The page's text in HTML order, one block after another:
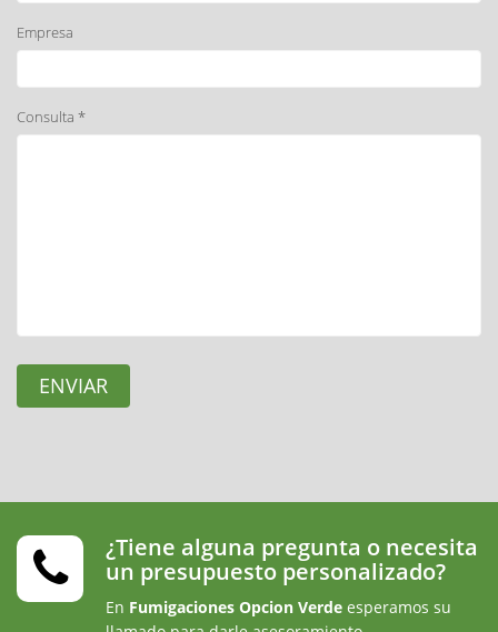
Empresa
Consulta *
ENVIAR
¿Tiene alguna pregunta o necesita
un presupuesto personalizado?
En Fumigaciones Opcion Verde esperamos su